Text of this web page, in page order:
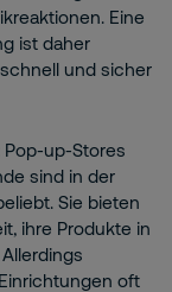
Eine
ist daher
und sicher
Pop-up-Stores
sind in der
Sie bieten
ihre Produkte in
oft